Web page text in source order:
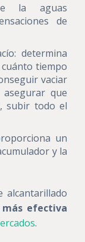
la aguas
de
determina
tiempo
vaciar
que
subir todo el
un
y la
alcantarillado
efectiva
.